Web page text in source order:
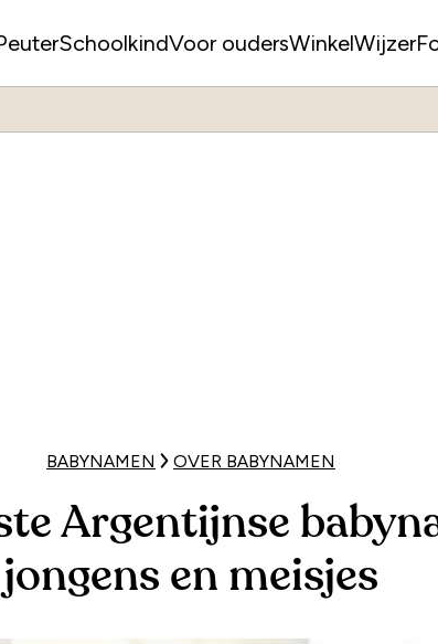
SchoolkindVoor oudersWinkelWijzer
BABYNAMEN OVER BABYNAMEN
Argentijnse
jongens en meisjes